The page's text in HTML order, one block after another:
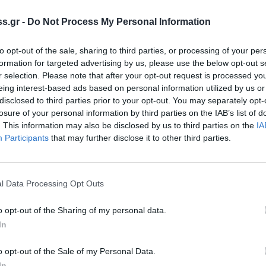
- Do Not Process My Personal Information
opt-out of the sale, sharing to third parties, or processing of your
for targeted advertising by us, please use the below opt-out
selection. Please note that after your opt-out request is processed
interest-based ads based on personal information utilized by us
to third parties prior to your opt-out. You may separately
of your personal information by third parties on the IAB’s list of
This information may also be disclosed by us to third parties on the
Participants that may further disclose it to other third parties.
Data Processing Opt Outs
opt-out of the Sharing of my personal data.
opt-out of the Sale of my Personal Data.
της Πελοποννήσου. Και τα
μάχες — για την Τριπολιτσά, το
τιμά την ιστορική της απελευθέρωση με
ενός ιστιοφόρου πλοίου φέρνει στο
βεγγαλικά φωτίζουν τον νυχτερινό
περηφάνειας και ελπίδας. Οι
ιστορικό μνημείο, δίνοντας στους
να έρθουν σε επαφή με την ιστορική της
απλώς εορταστική. Είναι μια στιγμή που